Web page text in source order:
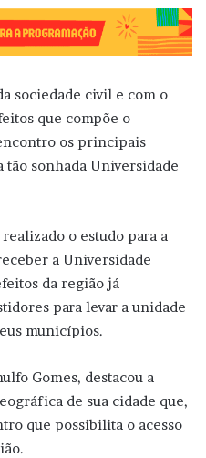
sociedade civil e com o
que compõe o
os principais
tão sonhada Universidade
o estudo para a
a Universidade
da região já
para levar a unidade
municípios.
Gomes, destacou a
de sua cidade que,
que possibilita o acesso